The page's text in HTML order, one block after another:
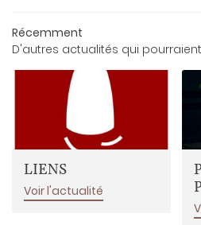
AVIS
Récemment
D'autres actualités qui
LIENS
Voir l'actualité